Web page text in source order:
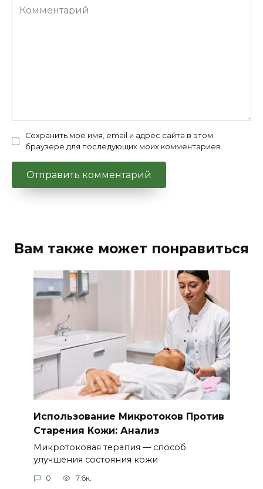
Комментарий
Сохранить моё имя, email и адрес сайта в этом
браузере для последующих моих комментариев.
Вам также может понравиться
Использование Микротоков Против
Старения Кожи: Анализ
Микротоковая терапия — способ
улучшения состояния кожи
0 7.6к.